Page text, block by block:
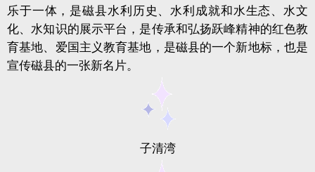
乐于一体，是磁县水利历史、水利成就和水生态、水文
化、水知识的展示平台，是传承和弘扬跃峰精神的红色教
育基地、爱国主义教育基地，是磁县的一个新地标，也是
宣传磁县的一张新名片。
子清湾